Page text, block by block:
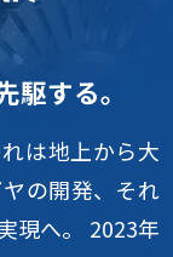
する。
は地上から大
の開発、それ
へ。
2023年